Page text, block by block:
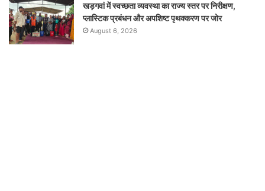
खड़गवां में स्वच्छता व्यवस्था का राज्य स्तर पर निरीक्षण,
प्लास्टिक प्रबंधन और अपशिष्ट पृथक्करण पर जोर
August 6, 2026